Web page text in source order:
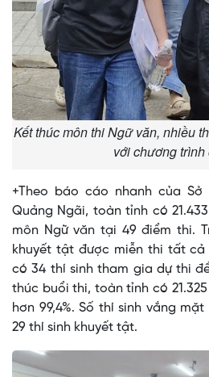
Kết thúc môn thi Ngữ văn, nhiều
với chương trình
+Theo báo cáo nhanh của
Quảng Ngãi, toàn tỉnh có
môn Ngữ văn tại 49 điểm thi.
khuyết tật được miễn thi tất
có 34 thí sinh tham gia dự thi
thúc buổi thi, toàn tỉnh có
hơn 99,4%. Số thí sinh vắng
29 thí sinh khuyết tật.